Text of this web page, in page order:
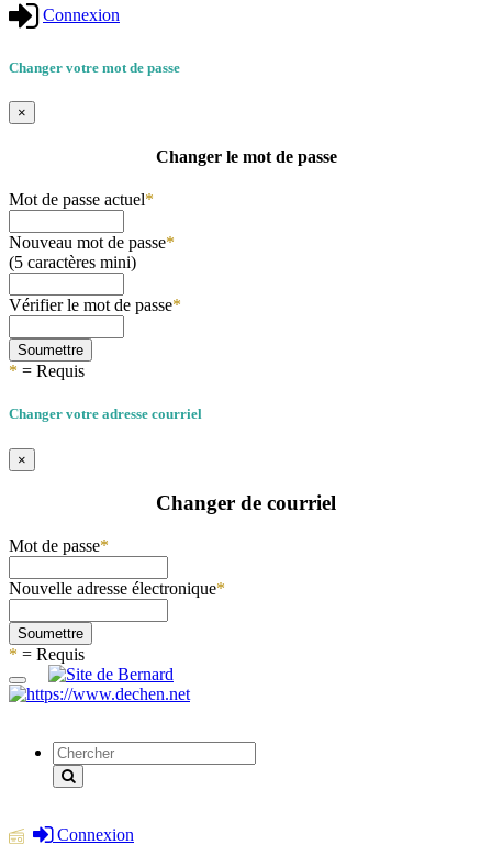
Connexion
Changer votre mot de passe
×
Changer le mot de passe
Mot de passe actuel*
Nouveau mot de passe*
(5 caractères mini)
Vérifier le mot de passe*
Soumettre
* = Requis
Changer votre adresse courriel
×
Changer de courriel
Mot de passe*
Nouvelle adresse électronique*
Soumettre
* = Requis
Connexion